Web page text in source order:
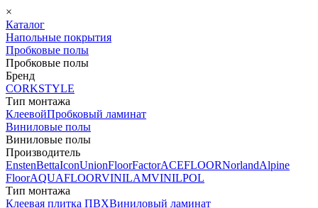
×
Каталог
Напольные покрытия
Пробковые полы
Пробковые полы
Бренд
CORKSTYLE
Тип монтажа
КлеевойПробковый ламинат
Виниловые полы
Виниловые полы
Производитель
EnstenBettaIconUnionFloorFactorACEFLOORNorlandAlpine
FloorAQUAFLOORVINILAMVINILPOL
Тип монтажа
Клеевая плитка ПВХВиниловый ламинат